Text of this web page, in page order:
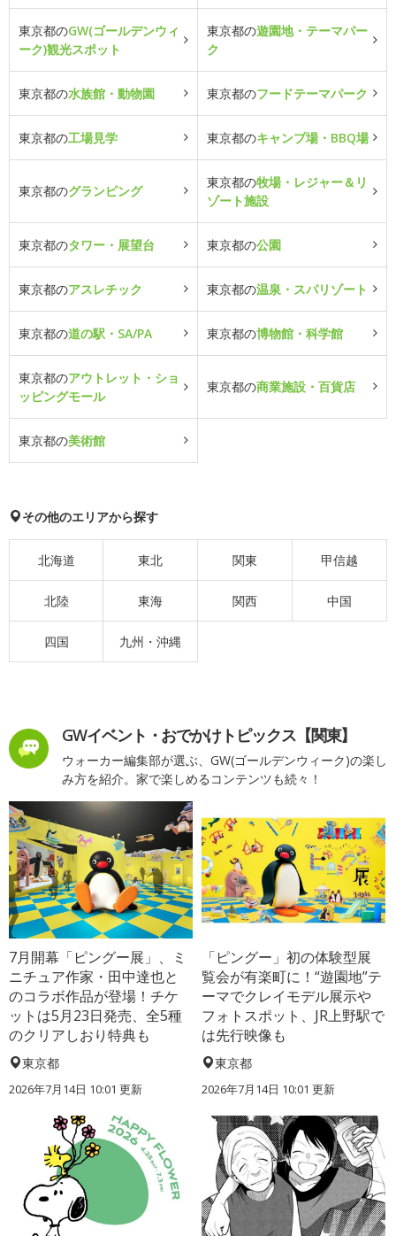
東京都のGW(ゴールデンウィ
ーク)観光スポット
東京都の遊園地・テーマパー
ク
東京都の水族館・動物園 東京都のフードテーマパーク
東京都の工場見学 東京都のキャンプ場・BBQ場
東京都のグランピング
東京都の牧場・レジャー＆リ
ゾート施設
東京都のタワー・展望台 東京都の公園
東京都のアスレチック 東京都の温泉・スパリゾート
東京都の道の駅・SA/PA 東京都の博物館・科学館
東京都のアウトレット・ショ
ッピングモール
東京都の商業施設・百貨店
東京都の美術館
その他のエリアから探す
北海道 東北 関東 甲信越
北陸 東海 関西 中国
四国 九州・沖縄
GWイベント・おでかけトピックス【関東】
ウォーカー編集部が選ぶ、GW(ゴールデンウィーク)の楽し
み方を紹介。家で楽しめるコンテンツも続々！
7月開幕「ピングー展」、ミ
ニチュア作家・田中達也と
のコラボ作品が登場！チケ
ットは5月23日発売、全5種
のクリアしおり特典も
東京都
2026年7月14日 10:01 更新
「ピングー」初の体験型展
覧会が有楽町に！“遊園地”テ
ーマでクレイモデル展示や
フォトスポット、JR上野駅で
は先行映像も
東京都
2026年7月14日 10:01 更新